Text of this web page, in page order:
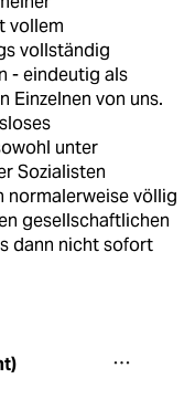
vollem
vollständig
- eindeutig als
Einzelnen von uns.
unter
Sozialisten
normalerweise völlig
gesellschaftlichen
dann nicht sofort